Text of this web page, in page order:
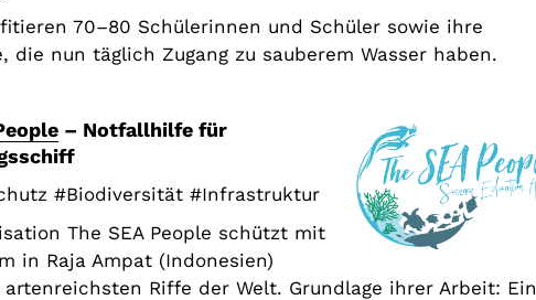
70–80 Schülerinnen und Schüler sowie ihre
die nun täglich Zugang zu sauberem Wasser haben.
– Notfallhilfe für
#Biodiversität #Infrastruktur
The SEA People schützt mit
in Raja Ampat (Indonesien)
artenreichsten Riffe der Welt. Grundlage ihrer Arbeit: Ein